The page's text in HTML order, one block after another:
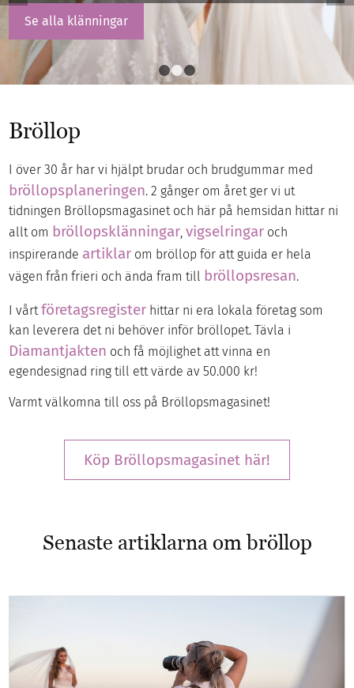
1 2 3
Bröllop
I över 30 år har vi hjälpt brudar och brudgummar med
bröllopsplaneringen. 2 gånger om året ger vi ut
tidningen Bröllopsmagasinet och här på hemsidan hittar ni
allt om bröllopsklänningar ,vigselringar och
inspirerande artiklar om bröllop för att guida er hela
vägen från frieri och ända fram till bröllopsresan.
I vårtföretagsregister hittar ni era lokala företag som
kan leverera det ni behöver inför bröllopet. Tävla i
Diamantjakten och få möjlighet att vinna en
egendesignad ring till ett värde av 50.000 kr!
Varmt välkomna till oss på Bröllopsmagasinet!
Köp Bröllopsmagasinet här!
Senaste artiklarna om bröllop